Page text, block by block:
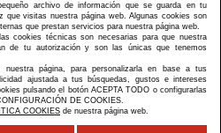
archivo de información que se guarda en tu
que visitas nuestra página web. Algunas cookies son
que prestan servicios para nuestra página web.
cookies técnicas son necesarias para que nuestra
de tu autorización y son las únicas que tenemos
página, para personalizarla en base a tus
ajustada a tus búsquedas, gustos e intereses
pulsando el botón ACEPTA TODO o configurarlas
DE COOKIES.
COOKIES de nuestra página web.